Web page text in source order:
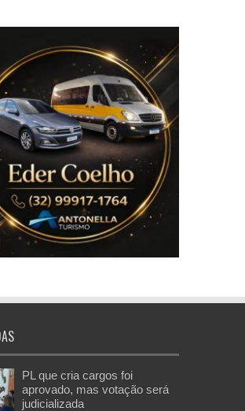
PL que cria cargos foi
aprovado, mas votação será
judicializada